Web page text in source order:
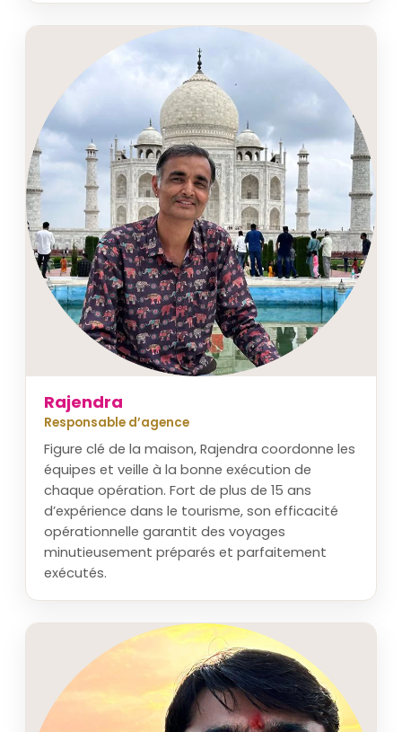
Rajendra
Responsable d’agence
Figure clé de la maison, Rajendra coordonne les
équipes et veille à la bonne exécution de
chaque opération. Fort de plus de 15 ans
d’expérience dans le tourisme, son efficacité
opérationnelle garantit des voyages
minutieusement préparés et parfaitement
exécutés.